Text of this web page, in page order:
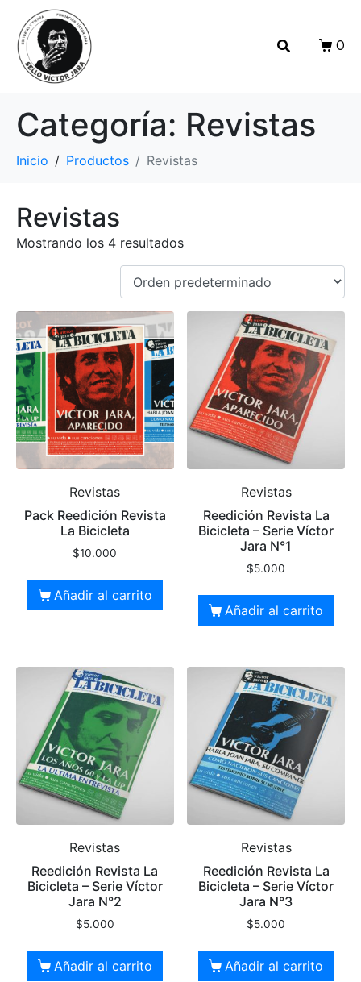
0
Categoría: Revistas
Inicio Productos Revistas
Revistas
Mostrando los 4 resultados
Revistas
Pack Reedición Revista
La Bicicleta
$10.000
Añadir al carrito
Revistas
Reedición Revista La
Bicicleta – Serie Víctor
Jara N°1
$5.000
Añadir al carrito
Revistas
Reedición Revista La
Bicicleta – Serie Víctor
Jara N°2
$5.000
Añadir al carrito
Revistas
Reedición Revista La
Bicicleta – Serie Víctor
Jara N°3
$5.000
Añadir al carrito